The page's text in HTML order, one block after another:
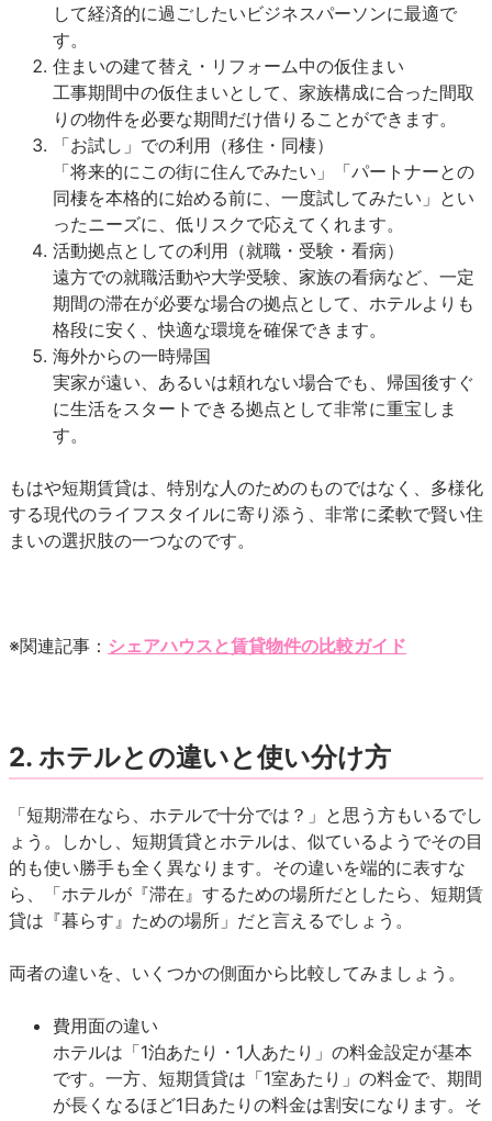
して経済的に過ごしたいビジネスパーソンに最適で
す。
住まいの建て替え・リフォーム中の仮住まい
工事期間中の仮住まいとして、家族構成に合った間取
りの物件を必要な期間だけ借りることができます。
「お試し」での利用（移住・同棲）
「将来的にこの街に住んでみたい」「パートナーとの
同棲を本格的に始める前に、一度試してみたい」とい
ったニーズに、低リスクで応えてくれます。
活動拠点としての利用（就職・受験・看病）
遠方での就職活動や大学受験、家族の看病など、一定
期間の滞在が必要な場合の拠点として、ホテルよりも
格段に安く、快適な環境を確保できます。
海外からの一時帰国
実家が遠い、あるいは頼れない場合でも、帰国後すぐ
に生活をスタートできる拠点として非常に重宝しま
す。
もはや短期賃貸は、特別な人のためのものではなく、多様化
する現代のライフスタイルに寄り添う、非常に柔軟で賢い住
まいの選択肢の一つなのです。
※関連記事： シェアハウスと賃貸物件の比較ガイド
2. ホテルとの違いと使い分け方
「短期滞在なら、ホテルで十分では？」と思う方もいるでし
ょう。しかし、短期賃貸とホテルは、似ているようでその目
的も使い勝手も全く異なります。その違いを端的に表すな
ら、「ホテルが『滞在』するための場所だとしたら、短期賃
貸は『暮らす』ための場所」だと言えるでしょう。
両者の違いを、いくつかの側面から比較してみましょう。
費用面の違い
ホテルは「1泊あたり・1人あたり」の料金設定が基本
です。一方、短期賃貸は「1室あたり」の料金で、期間
が長くなるほど1日あたりの料金は割安になります。そ